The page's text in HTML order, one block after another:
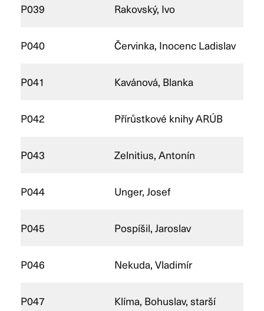
P039 Rakovský, Ivo
P040 Červinka, Inocenc Ladislav
P041 Kavánová, Blanka
P042 Přírůstkové knihy ARÚB
P043 Zelnitius, Antonín
P044 Unger, Josef
P045 Pospíšil, Jaroslav
P046 Nekuda, Vladimír
P047 Klíma, Bohuslav, starší